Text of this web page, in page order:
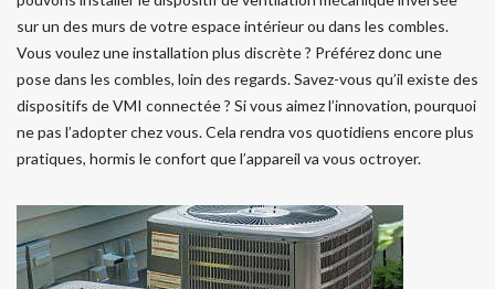
sur un des murs de votre espace intérieur ou dans les combles.
Vous voulez une installation plus discrète ? Préférez donc une
pose dans les combles, loin des regards. Savez-vous qu’il existe des
dispositifs de VMI connectée ? Si vous aimez l’innovation, pourquoi
ne pas l’adopter chez vous. Cela rendra vos quotidiens encore plus
pratiques, hormis le confort que l’appareil va vous octroyer.